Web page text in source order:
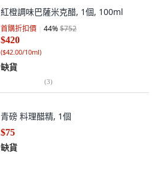
紅橙調味巴薩米克醋, 1個, 100ml
首購折扣價 44%$752
$420
($42.00/10ml)
缺貨
(3)
青磅 料理醋精, 1個
$75
缺貨